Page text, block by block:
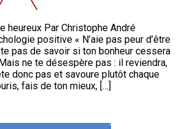
heureux Par Christophe André
positive « N’aie pas peur d’être
pas de savoir si ton bonheur cessera
ne te désespère pas : il reviendra,
donc pas et savoure plutôt chaque
fais de ton mieux, […]